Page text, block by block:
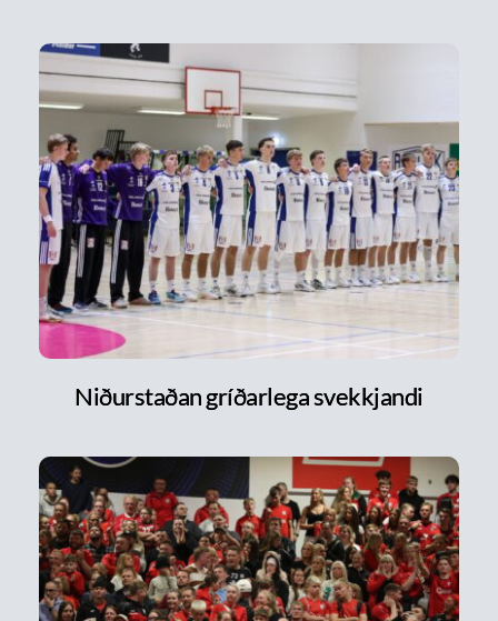
Niðurstaðan gríðarlega svekkjandi